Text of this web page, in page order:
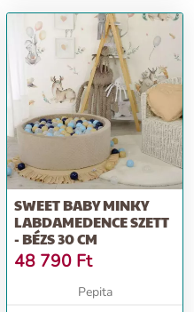
SWEET BABY MINKY
LABDAMEDENCE SZETT
- BÉZS 30 CM
48 790 Ft
Pepita